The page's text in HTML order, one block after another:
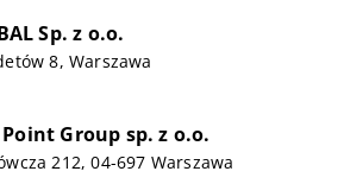
Sp. z o.o.
8, Warszawa
Group sp. z o.o.
212, 04-697 Warszawa